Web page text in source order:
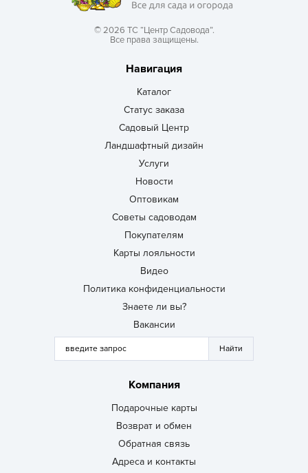
© 2026 ТС “Центр Садовода”.
Все права защищены.
Навигация
Каталог
Статус заказа
Садовый Центр
Ландшафтный дизайн
Услуги
Новости
Оптовикам
Советы садоводам
Покупателям
Карты лояльности
Видео
Политика конфиденциальности
Знаете ли вы?
Вакансии
Компания
Подарочные карты
Возврат и обмен
Обратная связь
Адреса и контакты